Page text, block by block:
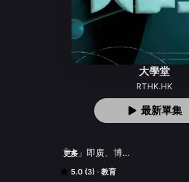
大學堂
RTHK.HK
5.0 (3) 教育
「大」即廣、博
盛載、容納、累積、融匯一「堂」
更多
最新單集